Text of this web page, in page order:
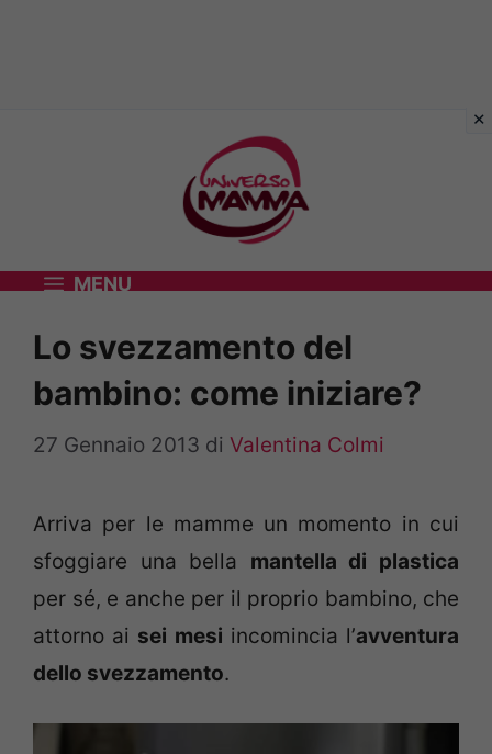
MENU
Lo svezzamento del
bambino: come iniziare?
27 Gennaio 2013 di Valentina Colmi
Arriva per le mamme un momento in cui
sfoggiare una bella mantella di plastica
per sé, e anche per il proprio bambino, che
attorno ai sei mesi incomincia l’avventura
dello svezzamento.